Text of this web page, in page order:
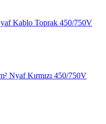
Kablo Toprak 450/750V
Nyaf Kırmızı 450/750V